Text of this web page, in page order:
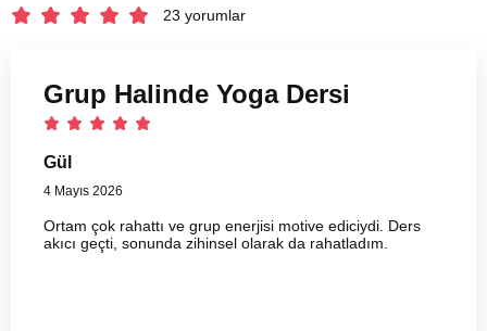
23 yorumlar
Grup Halinde Yoga Dersi
Gül
4 Mayıs 2026
Ortam çok rahattı ve grup enerjisi motive ediciydi. Ders
akıcı geçti, sonunda zihinsel olarak da rahatladım.